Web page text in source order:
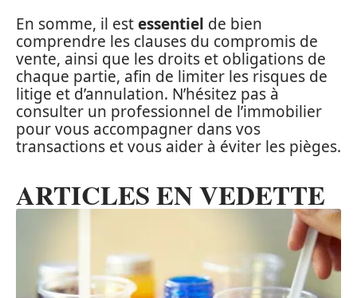
En somme, il estessentiel de bien
comprendre les clauses du compromis de
vente, ainsi que les droits et obligations de
chaque partie, afin de limiter les risques de
litige et d’annulation. N’hésitez pas à
consulter un professionnel de l’immobilier
pour vous accompagner dans vos
transactions et vous aider à éviter les pièges.
ARTICLES EN VEDETTE